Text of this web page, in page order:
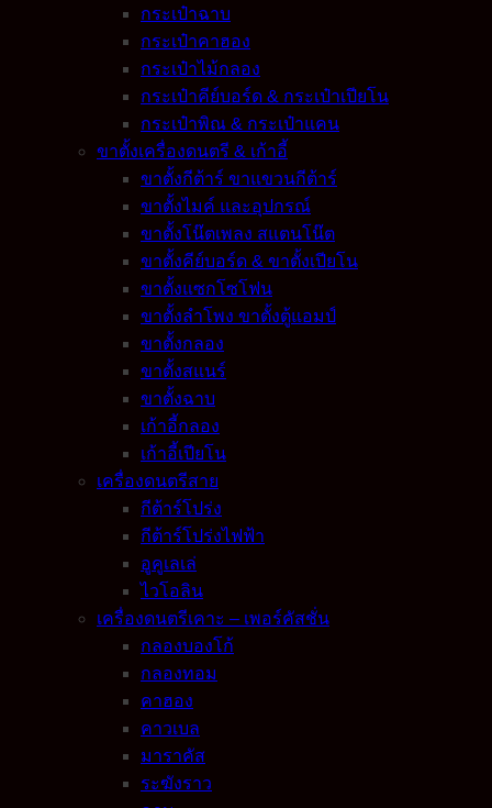
กระเป๋าฉาบ
กระเป๋าคาฮอง
กระเป๋าไม้กลอง
กระเป๋าคีย์บอร์ด & กระเป๋าเปียโน
กระเป๋าพิณ & กระเป๋าแคน
ขาตั้งเครื่องดนตรี & เก้าอี้
ขาตั้งกีต้าร์ ขาแขวนกีต้าร์
ขาตั้งไมค์ และอุปกรณ์
ขาตั้งโน๊ตเพลง สแตนโน๊ต
ขาตั้งคีย์บอร์ด & ขาตั้งเปียโน
ขาตั้งแซกโซโฟน
ขาตั้งลำโพง ขาตั้งตู้แอมป์
ขาตั้งกลอง
ขาตั้งสแนร์
ขาตั้งฉาบ
เก้าอี้กลอง
เก้าอี้เปียโน
เครื่องดนตรีสาย
กีต้าร์โปร่ง
กีต้าร์โปร่งไฟฟ้า
อูคูเลเล่
ไวโอลิน
เครื่องดนตรีเคาะ – เพอร์คัสชั่น
กลองบองโก้
กลองทอม
คาฮอง
คาวเบล
มาราคัส
ระฆังราว